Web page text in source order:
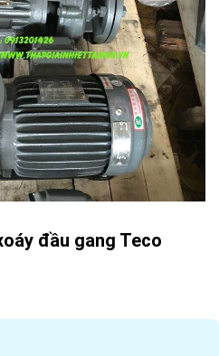
đầu gang Teco